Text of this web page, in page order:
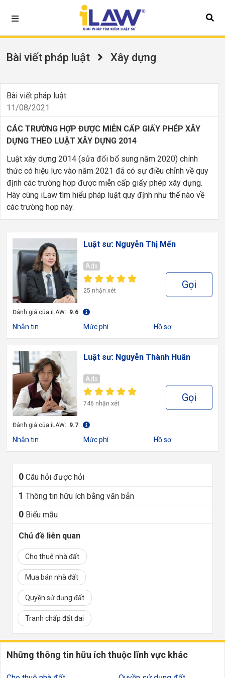
Bài viết pháp luật Xây dựng
Bài viết pháp luật
11/08/2021
CÁC TRƯỜNG HỢP ĐƯỢC MIỄN CẤP GIẤY PHÉP XÂY
DỰNG THEO LUẬT XÂY DỰNG 2014
Luật xây dựng 2014 (sửa đổi bổ sung năm 2020) chính
thức có hiệu lực vào năm 2021 đã có sự điều chỉnh về quy
định các trường hợp được miễn cấp giấy phép xây dựng.
Hãy cùng iLaw tìm hiểu pháp luật quy định như thế nào về
các trường hợp này.
Luật sư: Nguyễn Thị Mến
Ads
25 nhận xét Gọi
Đánh giá của iLAW: 9.6
Nhắn tin Mức phí Hồ sơ
Luật sư: Nguyễn Thành Huân
Ads
746 nhận xét Gọi
Đánh giá của iLAW: 9.7
Nhắn tin Mức phí Hồ sơ
0 Câu hỏi được hỏi
1 Thông tin hữu ích bằng văn bản
0 Biểu mẫu
Chủ đề liên quan
Cho thuê nhà đất
Mua bán nhà đất
Quyền sử dụng đất
Tranh chấp đất đai
Những thông tin hữu ích thuộc lĩnh vực khác